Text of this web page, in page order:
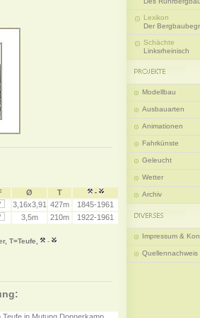
Ø T -
3,16x3,91 427m
1845-1961
3,5m 210m 1922-1961
T=Teufe,
-
Lexikon
Der
Schächte
Linksrheinisch
Modellbau
Ausbauarten
Animationen
Fahrkünste
Geleucht
Wetter
Archiv
Impressum &
Quellennachweis